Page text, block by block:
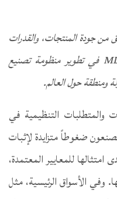
من جودة المنتجات، والقدرات
التصنيعية القابلة للتوسع، نجحت MLAY في تطوير منظومة تصنيع
التنظيمية في
ضغوطاً متزايدة لإثبات
للمعايير المعتمدة،
وفي الأسواق الرئيسية، مثل